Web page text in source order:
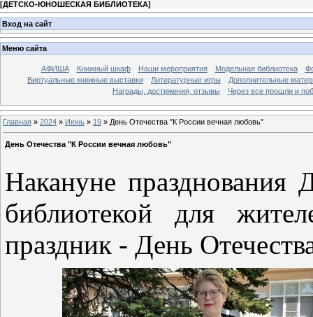
[ДЕТСКО-ЮНОШЕСКАЯ БИБЛИОТЕКА]
Вход на сайт
Меню сайта
АФИША Книжный шкаф Наши мероприятия Модельная библиотека
Виртуальные книжные выставки
Литературные игры
Дополнительные
Награды, достижения, отзывы
Через все прошли и
Главная » 2024 » Июнь » 19 » День Отечества "К России вечная любовь"
День Отечества "К России вечная любовь"
Накануне празднования
библиотекой для
праздник - День